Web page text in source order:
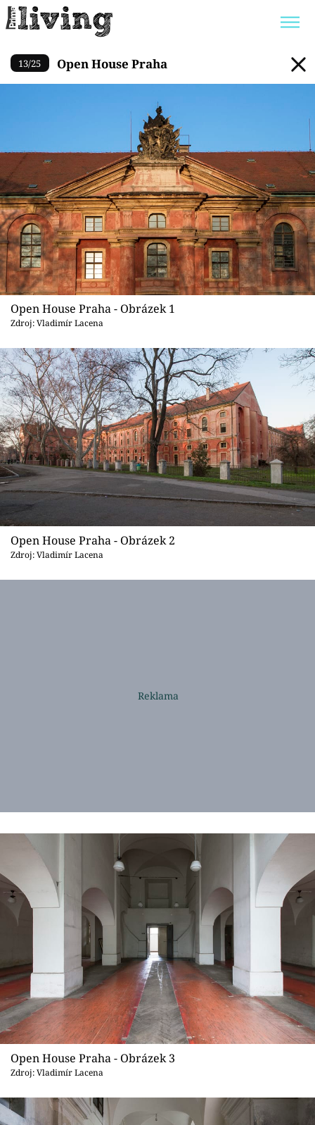
Trendy: JAK UŠETŘIT
POKOJOVÉ KVĚTINY
Témata
Bydlení
Zahrada
Design
Sledujte prima+
Přihlášení
Sledujte nás
Open House Praha
13/25 Open House Praha
Open House Praha - Obrázek 1
Zdroj: Vladimír Lacena
Open House Praha - Obrázek 2
Zdroj: Vladimír Lacena
Open House Praha - Obrázek 3
Zdroj: Vladimír Lacena